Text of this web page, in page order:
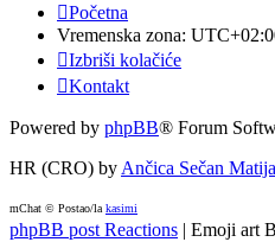
Početna
Vremenska zona:
Izbriši kolačiće
Kontakt
Powered by phpBB® Forum
HR (CRO) by Ančica Sečan
mChat © Postao/la kasimi
phpBB post Reactions | Emoji art